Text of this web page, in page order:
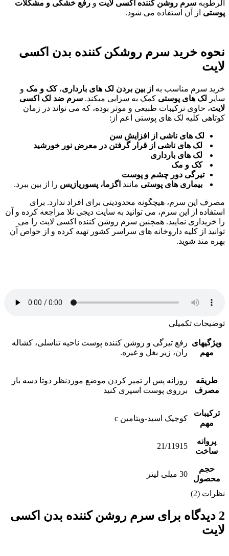
الرطوبه سرم روشن کننده اکسی لایت و رفع خشکی و مشکلات
پوستی از آن استفاده می شود.
نحوه خرید سرم روشکن کننده بدن اکسی
لایت
خرید سرم مناسب به از بین بردن لک های بارداری،کک و مک و
سایر لک های پوستی کمک به سزایی میکند. سرم ضد لک اکسی
لایت، حاوی ترکیبات طبیعی و موثر بوده، که می تواند در زمان
کوتاهی کلیه لک های پوستی اعم از:
لک های ناشی از افزایش سن
لک های ناشی از قرار گرفتن در معرض نور خورشید
لک های بارداری
کک و مک
تیرگی دور چشم و پوست
بیماری های پوستی مانند اگزما، پسوریازیس را از بین ببرد.
مصرف این سرم، هیچگونه محدودیتی برای افراد ندارد. برای
استفاده از این سرم، می توانید به سایت دیجی نلا مراجعه کرده و آن
را خریداری نمایید. همچنین سرم روشن کننده اکسی لایت را می
توانید از کلیه داروخانه های سراسر کشور تهیه کرده و از خواص آن
بهره مند شوید.
توضیحات تکمیلی
ویژگیهای
مهم
رفع تیرگی و روشن کننده پوست ناحیه تناسلی، کشاله
ران، زیر بغل و غیره.
طریقه
مصرف
روزانه پس از تمیز کردن موضع موردنظر دوتا دسه بار
برروی پوست اسپری کنید
ترکیبات
مهم
کوجیک اسید-ویتامین c
پروانه
ساخت
21/11915
حجم
محصول
30 میلی لیتر
نظرات (2)
2 دیدگاه برای
سرم روشن کننده بدن اکسی
لایت